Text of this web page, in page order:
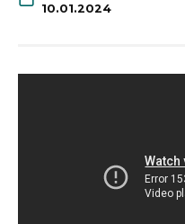
10.01.2024